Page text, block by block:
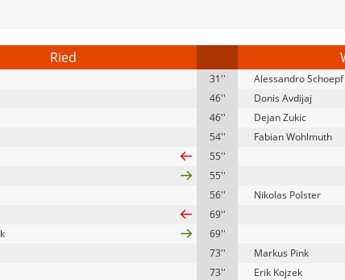
Ried
31''
Alessandro Schoepf
46''
Donis Avdijaj
46''
Dejan Zukic
54''
Fabian Wohlmuth
55''
55''
56''
Nikolas Polster
69''
69''
73''
Markus Pink
73''
Erik Kojzek